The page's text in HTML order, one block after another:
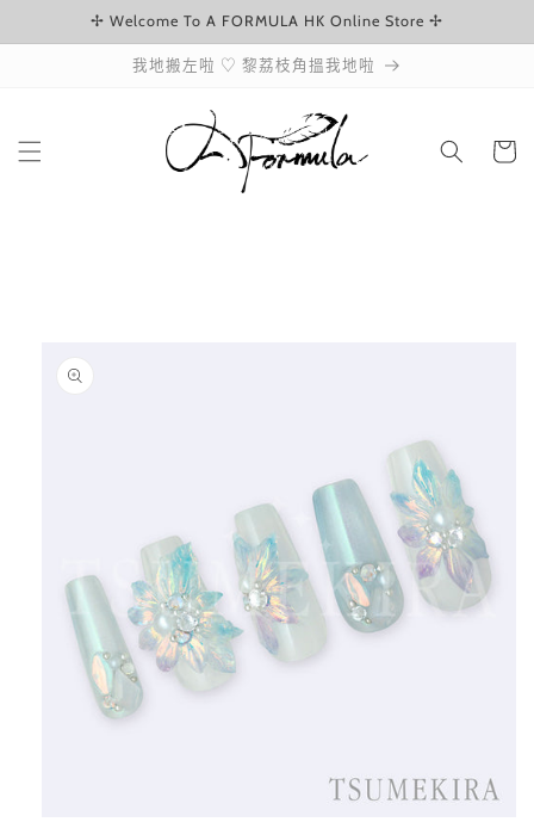
跳至內容✢ Welcome To A FORMULA HK Online Store ✢
我地搬左啦 ♡ 黎荔枝角搵我地啦
物